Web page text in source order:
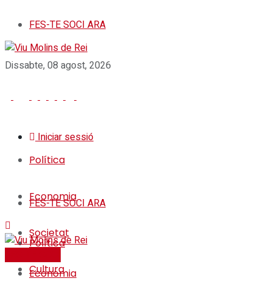
FES-TE SOCI ARA
Dissabte, 08 agost, 2026
Iniciar sessió
Política
Economia
Societat
Cultura
FES-TE SOCI ARA
Política
Economia